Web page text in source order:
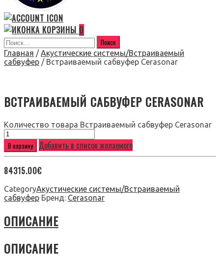
0
Главная / Акустические системы/Встраиваемый
сабвуфер / Встраиваемый сабвуфер Cerasonar
ВСТРАИВАЕМЫЙ САБВУФЕР CERASONAR
Количество товара Встраиваемый сабвуфер Cerasonar
В корзину Добавить в список желаемого
84315.00€
CategoryАкустические системы/Встраиваемый
сабвуфер Бренд: Cerasonar
ОПИСАНИЕ
ОПИСАНИЕ